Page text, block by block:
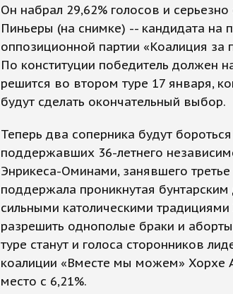
Он набрал 29,62% голосов и серьезно
Пиньеры (на снимке) -- кандидата на
оппозиционной партии «Коалиция за
По конституции победитель должен
решится во втором туре 17 января,
будут сделать окончательный выбор.
Теперь два соперника будут
поддержавших 36-летнего
Энрикеса-Оминами, занявшего третье
поддержала проникнутая
сильными католическими
разрешить однополые браки и
туре станут и голоса сторонников
коалиции «Вместе мы можем» Хорхе
место с 6,21%.